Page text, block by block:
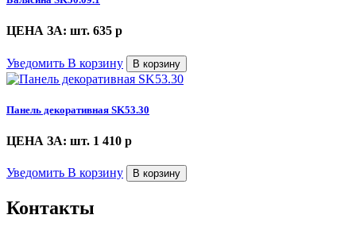
ЦЕНА ЗА: шт. 635 p
Уведомить В корзину В корзину
Панель декоративная SK53.30
ЦЕНА ЗА: шт. 1 410 p
Уведомить В корзину В корзину
Контакты